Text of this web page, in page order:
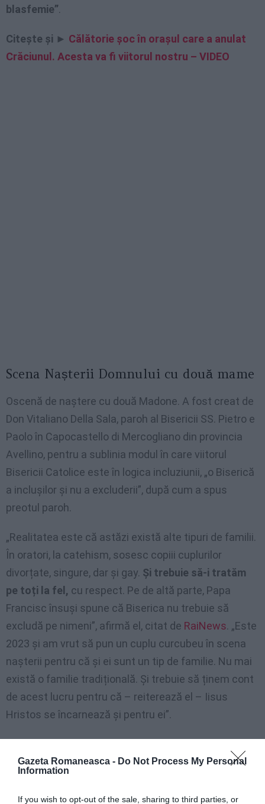
Gazeta Romaneasca - Do Not Process My Personal
Information
If you wish to opt-out of the sale, sharing to third parties, or
blasfemie”.
Citește și ► Călătorie șoc în orașul care a anulat
Crăciunul. Acesta va fi viitorul nostru – VIDEO
Scena Nașterii Domnului cu două mame
Oscenă de naștere cu două Madone. A fost creat de
Don Vitaliano Della Sala, paroh al Bisericii SS. Pietro e
Paolo în Capocastello di Mercogliano din provincia
Avellino, pentru a sublinia modul în care viitorul
Bisericii Catolice este în logica incluziunii, „o Biserică
a inclușilor și nu a excluderii”, după cum a spus
preotul paroh.
„Realitatea este că astăzi există alte tipuri de familii.
În oratori, la catehism, sosesc copiii cuplurilor
divorțate, singure, dar și gay. Și trebuie să-i tratăm
pe toți la fel, cu respect. Pe de altă parte, Papa
Francisc însuși spune că Biserica nu trebuie să
excludă pe nimeni”, afirmă el, citat de RaiNews. „Este
2023 și am vrut să pun un cuplu curcubeu în scena
nașterii pentru că și ei sunt un tip de familie. Nu mai
există o familie tradițională. Și trebuie să ținem cont
de acest lucru pentru că – reiterează el – Iisus
Hristos se încarnează și pentru ei”.
că a recitat în clasă Tatăl Nostru și Ave Maria